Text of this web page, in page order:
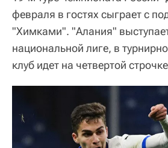
февраля в гостях сыграет с
"Химками". "Алания"
национальной лиге, в
клуб идет на четвертой